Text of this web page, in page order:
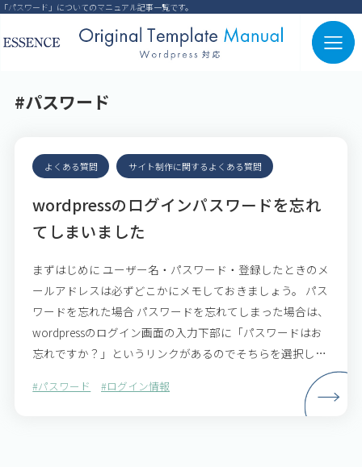
「パスワード」についてのマニュアル記事一覧です。
#パスワード
よくある質問 サイト制作に関するよくある質問
wordpressのログインパスワードを忘れ
てしまいました
まずはじめに ユーザー名・パスワード・登録したときのメ
ールアドレスは必ずどこかにメモしておきましょう。 パス
ワードを忘れた場合 パスワードを忘れてしまった場合は、
wordpressのログイン画面の入力下部に「パスワードはお
忘れですか？」というリンクがあるのでそちらを選択しま
#パスワード #ログイン情報